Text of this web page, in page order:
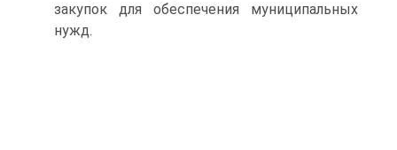
закупок для обеспечения муниципальных
нужд.